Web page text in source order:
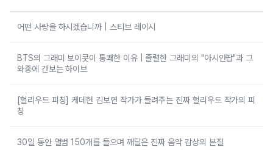
어떤 사랑을 하시겠습니까 | 스티브 레이시
BTS의 그래미 보이콧이 통쾌한 이유 | 졸렬한 그래미의 "아시안팝"과 그
와중에 간보는 하이브
[헐리우드 피칭] 케데헌 김보연 작가가 들려주는 진짜 헐리우드 작가의 피
칭
30일 동안 앨범 150개를 들으며 깨달은 진짜 음악 감상의 본질